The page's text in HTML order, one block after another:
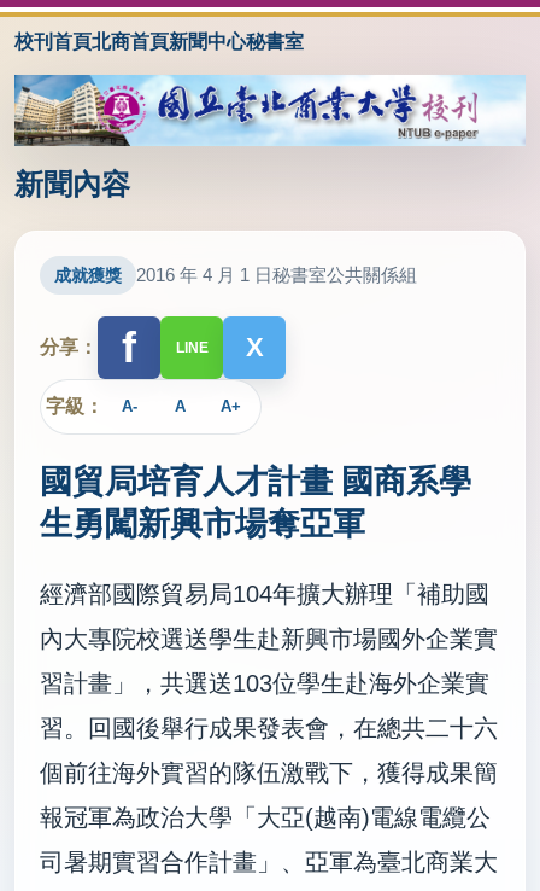
校刊首頁北商首頁新聞中心秘書室
新聞內容
成就獲獎 2016 年 4 月 1 日秘書室公共關係組
分享： f LINE X
字級： A- A A+
國貿局培育人才計畫 國商系學
生勇闖新興市場奪亞軍
經濟部國際貿易局104年擴大辦理「補助國
內大專院校選送學生赴新興市場國外企業實
習計畫」，共選送103位學生赴海外企業實
習。回國後舉行成果發表會，在總共二十六
個前往海外實習的隊伍激戰下，獲得成果簡
報冠軍為政治大學「大亞(越南)電線電纜公
司暑期實習合作計畫」、亞軍為臺北商業大